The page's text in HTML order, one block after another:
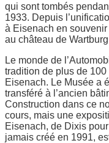
qui sont tombés
1933. Depuis
à Eisenach en
au château de
Le monde de
tradition de plus de
Eisenach. Le Musée a
transféré à l’ancien
Construction dans ce
cours, mais une
Eisenach, de Dixis
jamais créé en 1991,